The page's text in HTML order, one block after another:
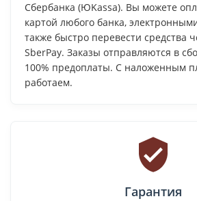
Сбербанка (ЮKassa). Вы можете
картой любого банка,
также быстро перевести средства
SberPay. Заказы отправляются в
100% предоплаты. С наложенным
работаем.
Гарантия